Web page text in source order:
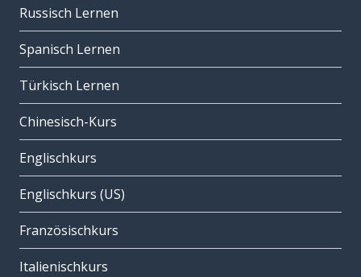
Russisch Lernen
Spanisch Lernen
Türkisch Lernen
Chinesisch-Kurs
Englischkurs
Englischkurs (US)
Französischkurs
Italienischkurs